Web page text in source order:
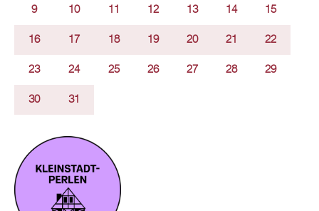
9 10 11 12 13 14 15
16 17 18 19 20 21 22
23 24 25 26 27 28 29
30 31